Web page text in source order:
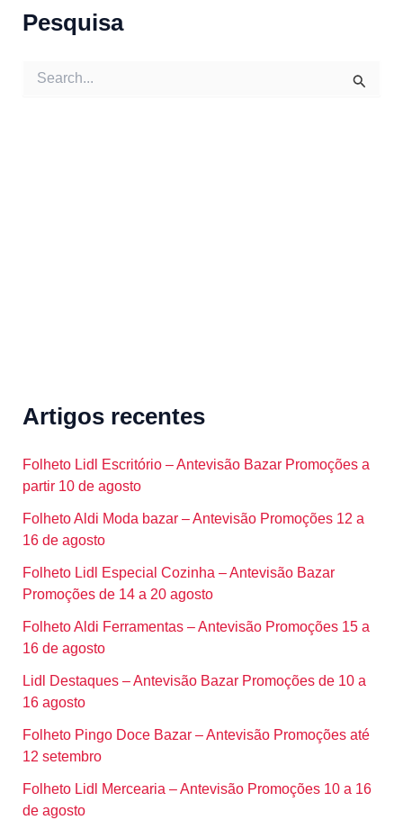
Pesquisa
Artigos recentes
Folheto Lidl Escritório – Antevisão Bazar Promoções a
partir 10 de agosto
Folheto Aldi Moda bazar – Antevisão Promoções 12 a
16 de agosto
Folheto Lidl Especial Cozinha – Antevisão Bazar
Promoções de 14 a 20 agosto
Folheto Aldi Ferramentas – Antevisão Promoções 15 a
16 de agosto
Lidl Destaques – Antevisão Bazar Promoções de 10 a
16 agosto
Folheto Pingo Doce Bazar – Antevisão Promoções até
12 setembro
Folheto Lidl Mercearia – Antevisão Promoções 10 a 16
de agosto